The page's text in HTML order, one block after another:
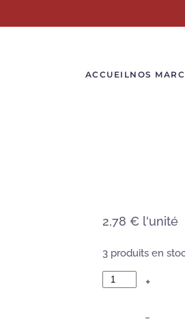
ACCUEILNOS
2,78 € l'unité
3 produits en
+
–